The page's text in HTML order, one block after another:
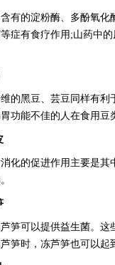
的淀粉酶、多酚氧化
症有食疗作用;山药中
黑豆、芸豆同样有利
功能不佳的人在食用豆
的促进作用主要是其
可以提供益生菌。这
笋时，冻芦笋也可以起